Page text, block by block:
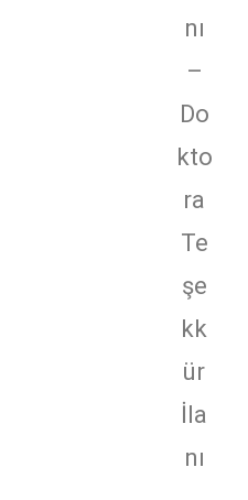
nı
–
Do
kto
ra
Te
şe
kk
ür
İla
nı